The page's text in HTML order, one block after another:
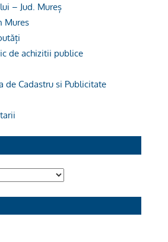
– Jud. Mureș
Mures
de achizitii publice
de Cadastru si Publicitate